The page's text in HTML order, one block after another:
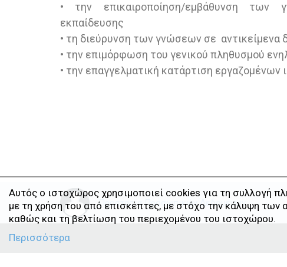
• την επικαιροποίηση/εμβάθυνση των
εκπαίδευσης
• τη διεύρυνση των γνώσεων σε αντικείμενα
• την επιμόρφωση του γενικού πληθυσμού
• την επαγγελματική κατάρτιση
Προστασία Προσωπικών Δεδομένων
Αυτός ο ιστοχώρος χρησιμοποιεί cookies για τη συλλογή
με τη χρήση του από επισκέπτες, με στόχο την κάλυψη των
καθώς και τη βελτίωση του περιεχομένου του ιστοχώρου.
Περισσότερα